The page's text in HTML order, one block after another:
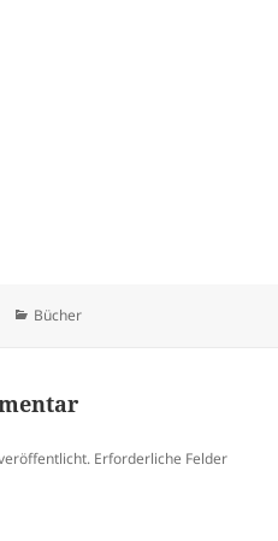
Kategorien
Bücher
Erforderliche Felder